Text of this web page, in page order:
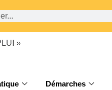
»
Démarches